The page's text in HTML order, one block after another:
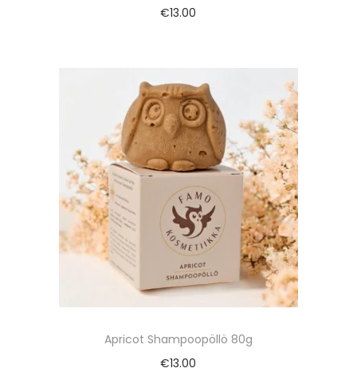
€13.00
Apricot Shampoopöllö 80g
€13.00